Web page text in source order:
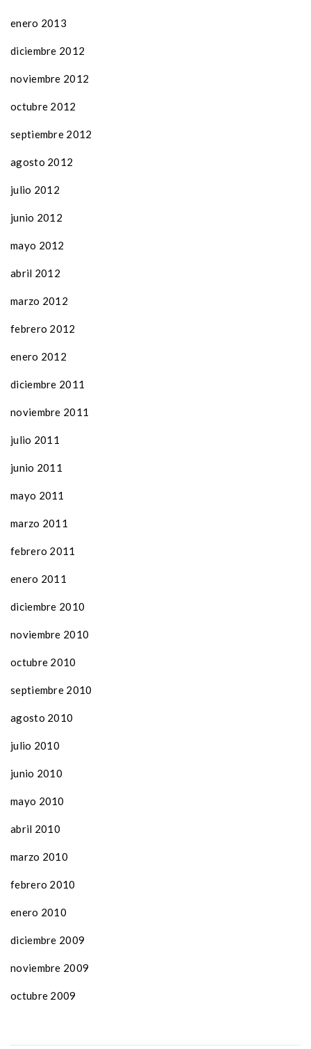
enero 2013
diciembre 2012
noviembre 2012
octubre 2012
septiembre 2012
agosto 2012
julio 2012
junio 2012
mayo 2012
abril 2012
marzo 2012
febrero 2012
enero 2012
diciembre 2011
noviembre 2011
julio 2011
junio 2011
mayo 2011
marzo 2011
febrero 2011
enero 2011
diciembre 2010
noviembre 2010
octubre 2010
septiembre 2010
agosto 2010
julio 2010
junio 2010
mayo 2010
abril 2010
marzo 2010
febrero 2010
enero 2010
diciembre 2009
noviembre 2009
octubre 2009